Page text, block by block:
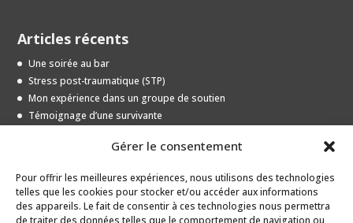
Gérer le consentement
Pour offrir les meilleures expériences, nous utilisons des technologies
telles que les cookies pour stocker et/ou accéder aux informations
des appareils. Le fait de consentir à ces technologies nous permettra
de traiter des données telles que le comportement de navigation ou
Articles récents
Une soirée au bar
Stress post-traumatique (STP)
Mon expérience dans un groupe de soutien
Témoignage d’une survivante
Archives
Archives